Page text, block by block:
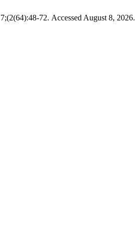
72. Accessed August 8, 2026.